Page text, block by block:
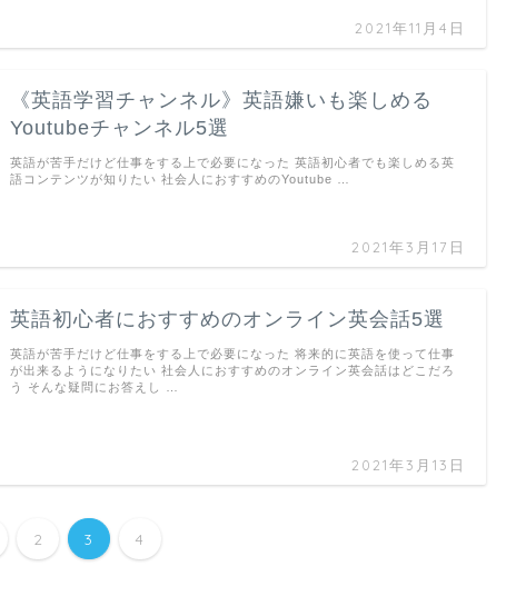
2021年11月4日
《英語学習チャンネル》英語嫌いも楽しめる
Youtubeチャンネル5選
2021年3月17日
英語が苦手だけど仕事をする上で必要になった 英語初心者でも楽しめる英
語コンテンツが知りたい 社会人におすすめのYoutube …
英語初心者におすすめのオンライン英会話5選
2021年3月13日
英語が苦手だけど仕事をする上で必要になった 将来的に英語を使って仕事
が出来るようになりたい 社会人におすすめのオンライン英会話はどこだろ
う そんな疑問にお答えし …
2 3 4